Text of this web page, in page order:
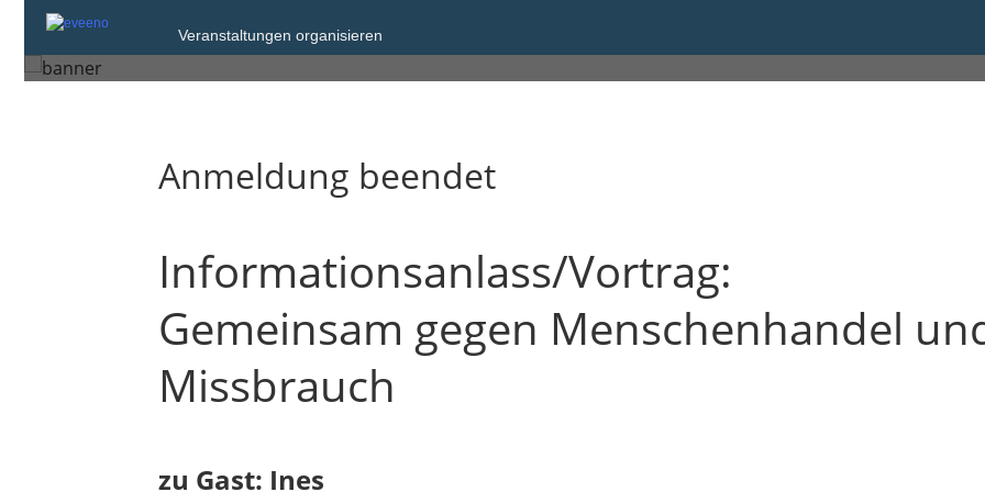
Veranstaltungen organisieren
Mettmenstetten
Anmeldung beendet
Informationsanlass/Vortrag:
Gemeinsam gegen Menschenhandel
Missbrauch
zu Gast: Ines